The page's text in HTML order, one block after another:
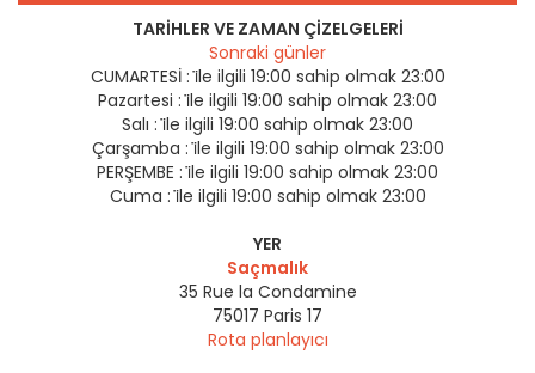
TARIHLER VE ZAMAN ÇIZELGELERI
Sonraki günler
CUMARTESİ : i̇le ilgili 19:00 sahip olmak 23:00
Pazartesi : i̇le ilgili 19:00 sahip olmak 23:00
Salı : i̇le ilgili 19:00 sahip olmak 23:00
Çarşamba : i̇le ilgili 19:00 sahip olmak 23:00
PERŞEMBE : i̇le ilgili 19:00 sahip olmak 23:00
Cuma : i̇le ilgili 19:00 sahip olmak 23:00
YER
Saçmalık
35 Rue la Condamine
75017 Paris 17
Rota planlayıcı